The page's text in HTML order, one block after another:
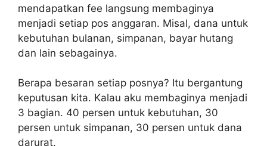
mendapatkan fee langsung membaginya
menjadi setiap pos anggaran. Misal, dana untuk
kebutuhan bulanan, simpanan, bayar hutang
dan lain sebagainya.
Berapa besaran setiap posnya? Itu bergantung
keputusan kita. Kalau aku membaginya menjadi
3 bagian. 40 persen untuk kebutuhan, 30
persen untuk simpanan, 30 persen untuk dana
darurat.